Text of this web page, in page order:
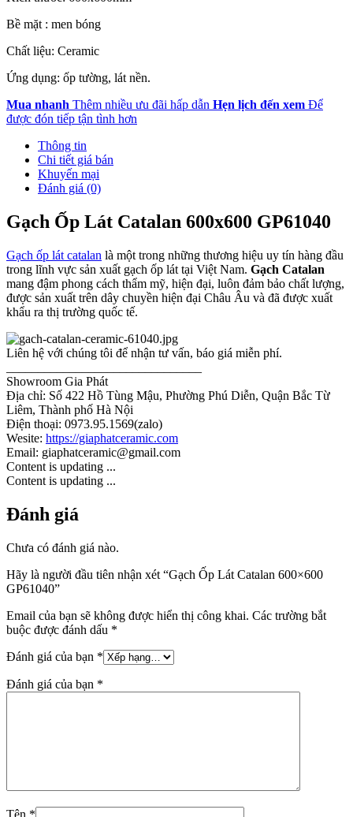
Bề mặt : men bóng
Chất liệu: Ceramic
Ứng dụng: ốp tường, lát nền.
Mua nhanh Thêm nhiều ưu đãi hấp dẫn Hẹn lịch đến xem Để
được đón tiếp tận tình hơn
Thông tin
Chi tiết giá bán
Khuyến mại
Đánh giá (0)
Gạch Ốp Lát Catalan 600x600 GP61040
Gạch ốp lát catalan là một trong những thương hiệu uy tín hàng đầu
trong lĩnh vực sản xuất gạch ốp lát tại Việt Nam. Gạch Catalan
mang đậm phong cách thẩm mỹ, hiện đại, luôn đảm bảo chất lượng,
được sản xuất trên dây chuyền hiện đại Châu Âu và đã được xuất
khẩu ra thị trường quốc tế.
Liên hệ với chúng tôi để nhận tư vấn, báo giá miễn phí.
Showroom Gia Phát
Địa chỉ: Số 422 Hồ Tùng Mậu, Phường Phú Diễn, Quận Bắc Từ
Liêm, Thành phố Hà Nội
Điện thoại: 0973.95.1569(zalo)
Wesite: https://giaphatceramic.com
Email: giaphatceramic@gmail.com
Content is updating ...
Content is updating ...
Đánh giá
Chưa có đánh giá nào.
Hãy là người đầu tiên nhận xét “Gạch Ốp Lát Catalan 600×600
GP61040”
Email của bạn sẽ không được hiển thị công khai. Các trường bắt
buộc được đánh dấu *
Đánh giá của bạn *
Đánh giá của bạn *
Tên *